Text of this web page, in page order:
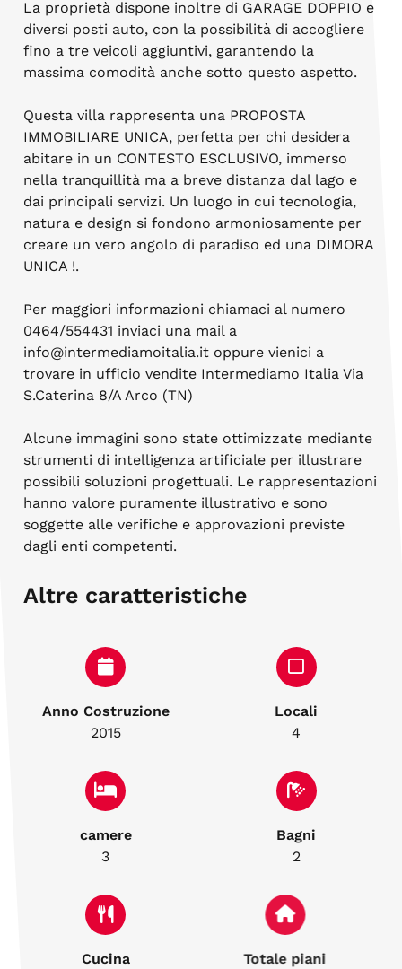
La proprietà dispone inoltre di GARAGE DOPPIO e
diversi posti auto, con la possibilità di accogliere
fino a tre veicoli aggiuntivi, garantendo la
massima comodità anche sotto questo aspetto.
Questa villa rappresenta una PROPOSTA
IMMOBILIARE UNICA, perfetta per chi desidera
abitare in un CONTESTO ESCLUSIVO, immerso
nella tranquillità ma a breve distanza dal lago e
dai principali servizi. Un luogo in cui tecnologia,
natura e design si fondono armoniosamente per
creare un vero angolo di paradiso ed una DIMORA
UNICA !.
Per maggiori informazioni chiamaci al numero
0464/554431 inviaci una mail a
info@intermediamoitalia.it oppure vienici a
trovare in ufficio vendite Intermediamo Italia Via
S.Caterina 8/A Arco (TN)
Alcune immagini sono state ottimizzate mediante
strumenti di intelligenza artificiale per illustrare
possibili soluzioni progettuali. Le rappresentazioni
hanno valore puramente illustrativo e sono
soggette alle verifiche e approvazioni previste
dagli enti competenti.
Altre caratteristiche
Anno Costruzione
2015
Locali
4
camere
3
Bagni
2
Cucina
Totale piani